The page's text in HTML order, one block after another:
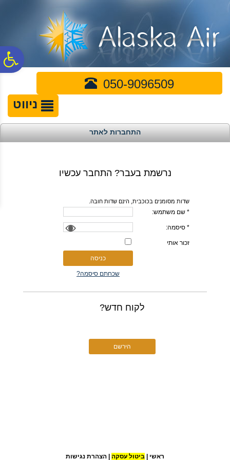
נגישות
המרכזי
050-9096509
ניווט
התחברות לאתר
נרשמת בעבר? התחבר עכשיו
שדות מסומנים בכוכבית, הינם שדות חובה.
* שם משתמש:
* סיסמה:
זכור אותי
שכחתם סיסמה?
לקוח חדש?
הירשם
ראשי ביטול עסקה הצהרת נגישות